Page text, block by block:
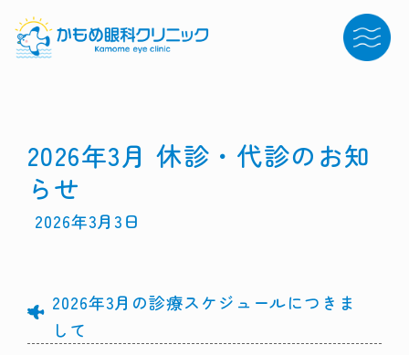
2026年3月 休診・代診のお知
らせ
2026年3月3日
2026年3月の診療スケジュールにつきま
して